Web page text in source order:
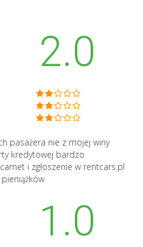
2.0
pasażera nie z mojej winy
kredytowej bardzo
i zgłoszenie w rentcars.pl
1.0